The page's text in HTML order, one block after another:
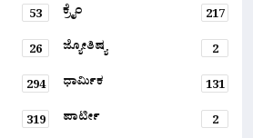
53 ಕ್ರೈಂ
217
26 ಜ್ಯೋತಿಷ್ಯ
2
294 ಧಾರ್ಮಿಕ
131
319 ಪಾರ್ಟೀ
2